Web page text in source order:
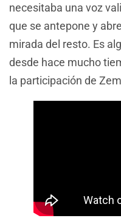
necesitaba una voz
que se antepone y
mirada del resto. Es
desde hace mucho
la participación de